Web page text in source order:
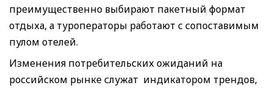
преимущественно выбирают пакетный формат
отдыха, а туроператоры работают с сопоставимым
пулом отелей.
Изменения потребительских ожиданий на
российском рынке служат индикатором трендов,